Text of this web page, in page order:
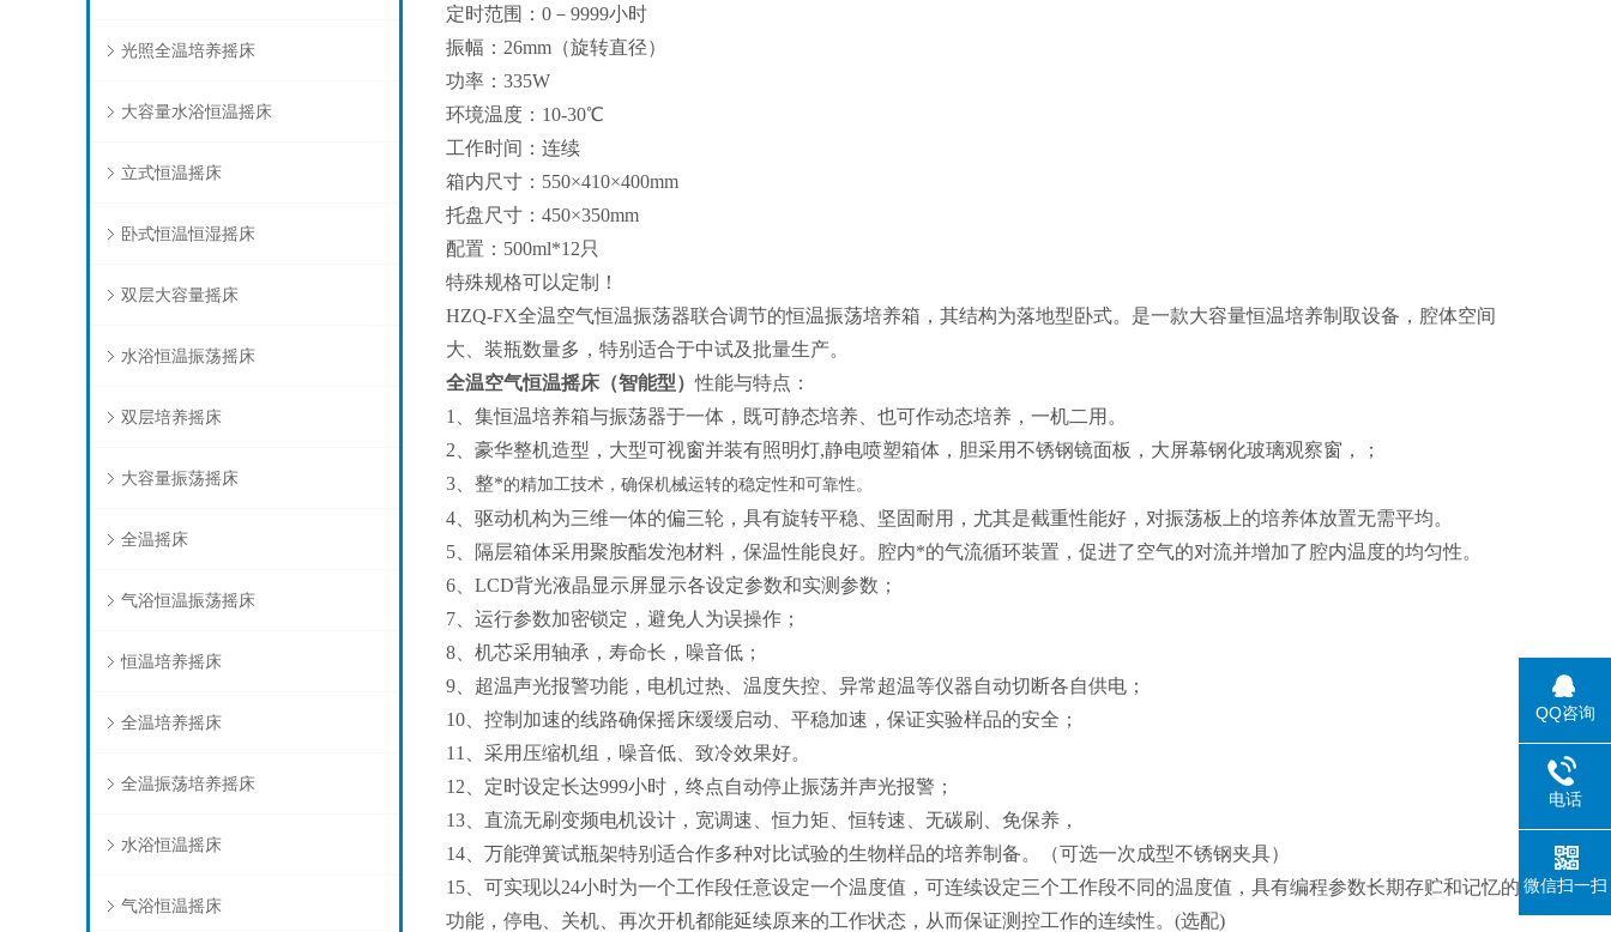
光照全温培养摇床
大容量水浴恒温摇床
立式恒温摇床
卧式恒温恒湿摇床
双层大容量摇床
水浴恒温振荡摇床
双层培养摇床
大容量振荡摇床
全温摇床
气浴恒温振荡摇床
恒温培养摇床
全温培养摇床
全温振荡培养摇床
水浴恒温摇床
气浴恒温摇床
定时范围：0－9999小时
振幅：26mm（旋转直径）
功率：335W
环境温度：10-30℃
工作时间：连续
箱内尺寸：550×410×400mm
托盘尺寸：450×350mm
配置：500ml*12只
特殊规格可以定制！
HZQ-FX全温空气恒温振荡器联合调节的恒温振荡培养箱，其结构为落地型卧式。是一款大容量恒温培养制取设备，腔体空间
大、装瓶数量多，特别适合于中试及批量生产。
全温空气恒温摇床（智能型）性能与特点：
1、集恒温培养箱与振荡器于一体，既可静态培养、也可作动态培养，一机二用。
2、豪华整机造型，大型可视窗并装有照明灯,静电喷塑箱体，胆采用不锈钢镜面板，大屏幕钢化玻璃观察窗，；
3、整*的精加工技术，确保机械运转的稳定性和可靠性。
4、驱动机构为三维一体的偏三轮，具有旋转平稳、坚固耐用，尤其是截重性能好，对振荡板上的培养体放置无需平均。
5、隔层箱体采用聚胺酯发泡材料，保温性能良好。腔内*的气流循环装置，促进了空气的对流并增加了腔内温度的均匀性。
6、LCD背光液晶显示屏显示各设定参数和实测参数；
7、运行参数加密锁定，避免人为误操作；
8、机芯采用轴承，寿命长，噪音低；
9、超温声光报警功能，电机过热、温度失控、异常超温等仪器自动切断各自供电；
10、控制加速的线路确保摇床缓缓启动、平稳加速，保证实验样品的安全；
11、采用压缩机组，噪音低、致冷效果好。
12、定时设定长达999小时，终点自动停止振荡并声光报警；
13、直流无刷变频电机设计，宽调速、恒力矩、恒转速、无碳刷、免保养，
14、万能弹簧试瓶架特别适合作多种对比试验的生物样品的培养制备。（可选一次成型不锈钢夹具）
15、可实现以24小时为一个工作段任意设定一个温度值，可连续设定三个工作段不同的温度值，具有编程参数长期存贮和记忆的
功能，停电、关机、再次开机都能延续原来的工作状态，从而保证测控工作的连续性。(选配)
QQ咨询
电话
微信扫一扫